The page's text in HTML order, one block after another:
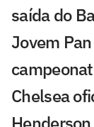
saída do
Jovem
Chelsea